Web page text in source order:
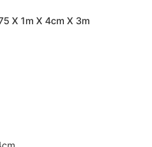
X 1m X 4cm X 3m